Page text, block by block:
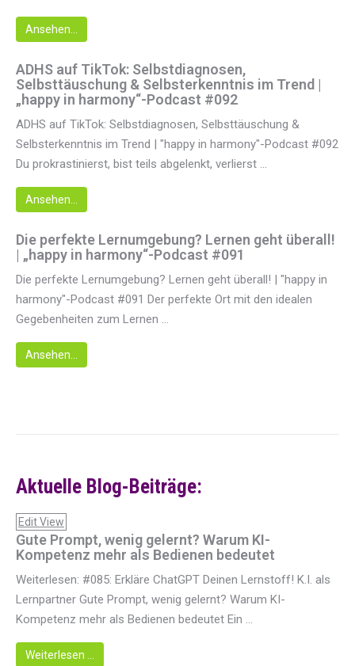
Ansehen...
ADHS auf TikTok: Selbstdiagnosen,
Selbsttäuschung & Selbsterkenntnis im Trend |
„happy in harmony“-Podcast #092
ADHS auf TikTok: Selbstdiagnosen, Selbsttäuschung &
Selbsterkenntnis im Trend | "happy in harmony"-Podcast #092
Du prokrastinierst, bist teils abgelenkt, verlierst ...
Ansehen...
Die perfekte Lernumgebung? Lernen geht überall!
| „happy in harmony“-Podcast #091
Die perfekte Lernumgebung? Lernen geht überall! | "happy in
harmony"-Podcast #091 Der perfekte Ort mit den idealen
Gegebenheiten zum Lernen ...
Ansehen...
Aktuelle Blog-Beiträge:
Edit View
Gute Prompt, wenig gelernt? Warum KI-
Kompetenz mehr als Bedienen bedeutet
Weiterlesen: #085: Erkläre ChatGPT Deinen Lernstoff! K.I. als
Lernpartner Gute Prompt, wenig gelernt? Warum KI-
Kompetenz mehr als Bedienen bedeutet Ein ...
Weiterlesen …